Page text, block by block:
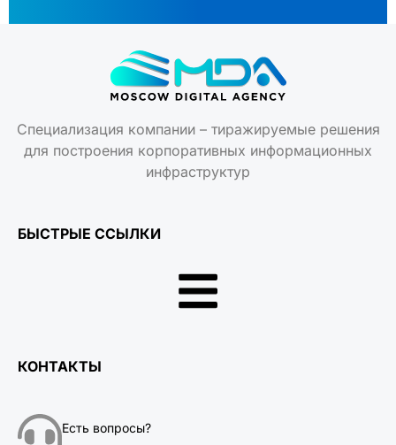
Специализация компании – тиражируемые решения
для построения корпоративных информационных
инфраструктур
БЫСТРЫЕ ССЫЛКИ
КОНТАКТЫ
Есть вопросы?